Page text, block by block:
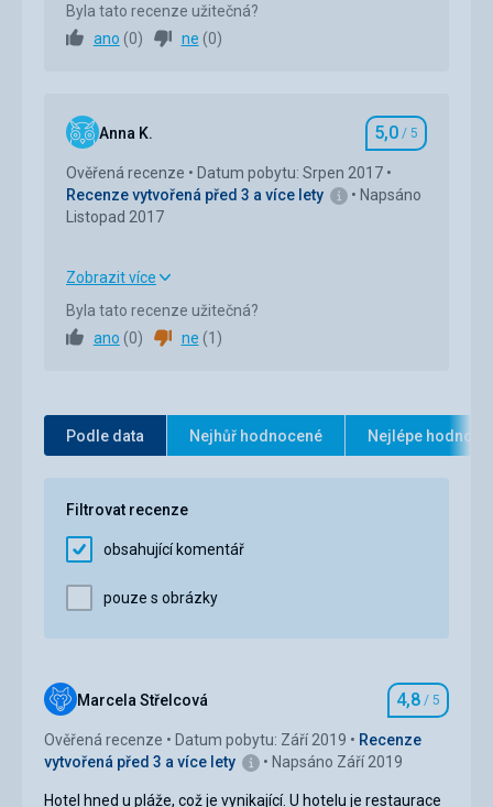
Strava
Služby 5,0/ 5
Cena 5,0/ 5
Pláž je přímo u hotelu - se slunečníky a lehátky, ale i
volné.
Strava
Pěkný velký čistý pokoj, nově zařízený, velký balkon s
výhledem na moře.
pokoji perfektní.
Byla tato recenze užitečná?
ano (0) ne (0)
Anna K. Hodnocení
5,0 / 5
Ověřená recenze
Datum pobytu: Srpen 2017
Recenze vytvořená před 3 a více lety
Napsáno
Listopad 2017
Ubytování
Služby 5,0/ 5
Zobrazit více
Byla tato recenze užitečná?
ano (0) ne (1 )
Podle data Nejhůř hodnocené Nejlépe
Filtrovat recenze
obsahující komentář
pouze s obrázky
Marcela Střelcová Hodnocení
4,8 / 5
Ověřená recenze Datum pobytu: Září 2019
Recenze
vytvořená před 3 a více lety
Napsáno Září 2019
Hotel hned u pláže, což je vynikající. U hotelu je restaurace